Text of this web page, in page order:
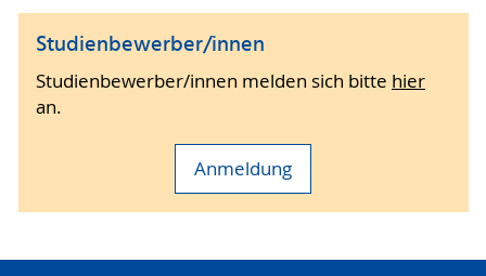
Studienbewerber/innen
Studienbewerber/innen melden sich bitte hier
an.
Anmeldung